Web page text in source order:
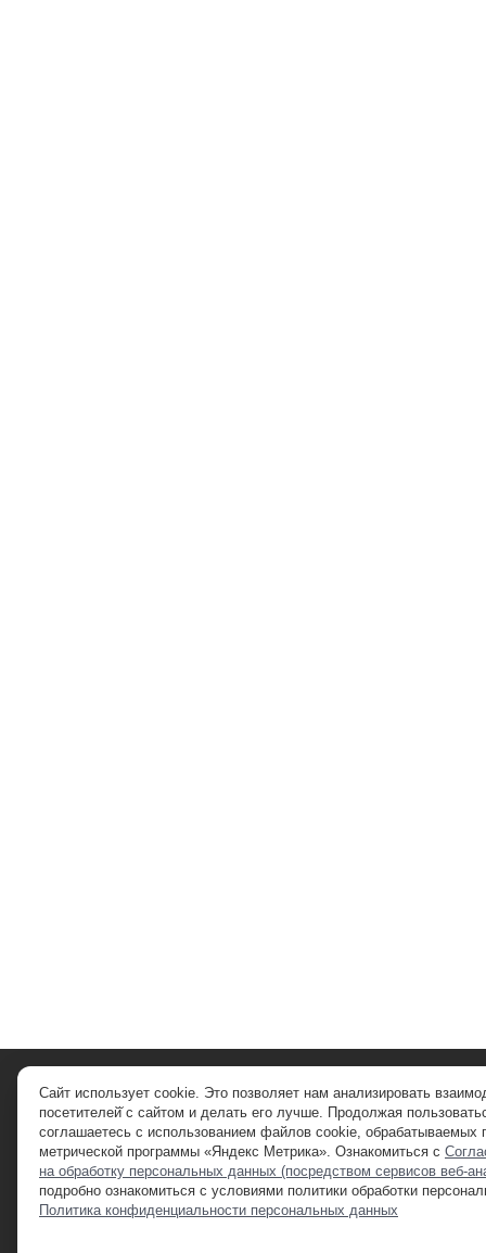
Сайт использует cookie. Это позволяет нам анализировать
посетителей̆ с сайтом и делать его лучше. Продолжая
соглашаетесь с использованием файлов cookie, обрабатываемых
метрической программы «Яндекс Метрика». Ознакомиться с
на обработку персональных данных (посредством сервисов веб-
подробно ознакомиться с условиями политики обработки
Политика конфиденциальности персональных данных